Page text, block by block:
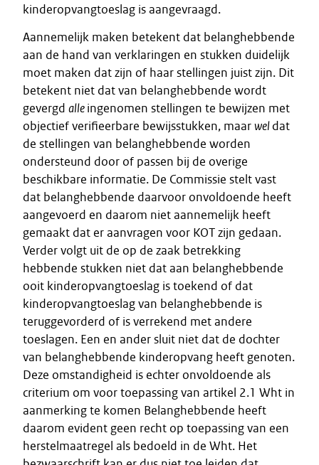
kinderopvangtoeslag is aangevraagd.
Aannemelijk maken betekent dat belanghebbende
aan de hand van verklaringen en stukken duidelijk
moet maken dat zijn of haar stellingen juist zijn. Dit
betekent niet dat van belanghebbende wordt
gevergd alleingenomen stellingen te bewijzen met
objectief verifieerbare bewijsstukken, maarweldat
de stellingen van belanghebbende worden
ondersteund door of passen bij de overige
beschikbare informatie. De Commissie stelt vast
dat belanghebbende daarvoor onvoldoende heeft
aangevoerd en daarom niet aannemelijk heeft
gemaakt dat er aanvragen voor KOT zijn gedaan.
Verder volgt uit de op de zaak betrekking
hebbende stukken niet dat aan belanghebbende
ooit kinderopvangtoeslag is toekend of dat
kinderopvangtoeslag van belanghebbende is
teruggevorderd of is verrekend met andere
toeslagen. Een en ander sluit niet dat de dochter
van belanghebbende kinderopvang heeft genoten.
Deze omstandigheid is echter onvoldoende als
criterium om voor toepassing van artikel 2.1 Wht in
aanmerking te komen Belanghebbende heeft
daarom evident geen recht op toepassing van een
herstelmaatregel als bedoeld in de Wht. Het